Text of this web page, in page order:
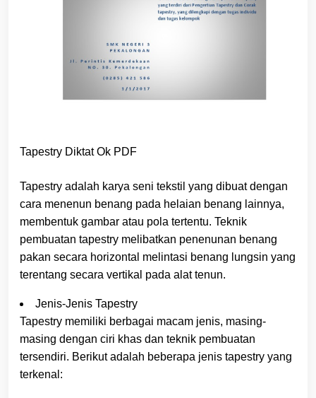
Tapestry Diktat Ok PDF
Tapestry adalah karya seni tekstil yang dibuat dengan
cara menenun benang pada helaian benang lainnya,
membentuk gambar atau pola tertentu. Teknik
pembuatan tapestry melibatkan penenunan benang
pakan secara horizontal melintasi benang lungsin yang
terentang secara vertikal pada alat tenun.
Jenis-Jenis Tapestry
Tapestry memiliki berbagai macam jenis, masing-
masing dengan ciri khas dan teknik pembuatan
tersendiri. Berikut adalah beberapa jenis tapestry yang
terkenal: